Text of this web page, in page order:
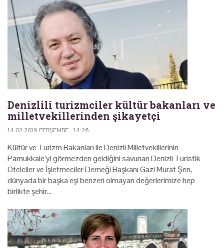
Denizlili turizmciler kültür bakanları ve
milletvekillerinden şikayetçi
14.02.2019 PERŞEMBE - 14:26
Kültür ve Turizm Bakanları ile Denizli Milletvekillerinin
Pamukkale’yi görmezden geldiğini savunan Denizli Turistik
Otelciler ve İşletmeciler Derneği Başkanı Gazi Murat Şen,
dünyada bir başka eşi benzeri olmayan değerlerimize hep
birlikte şehir…